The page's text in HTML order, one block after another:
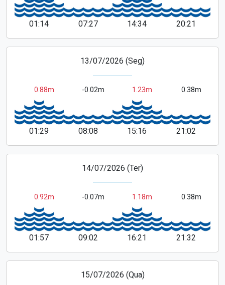
01:14 07:27 14:34 20:21
13/07/2026 (Seg)
0.88m
01:29
-0.02m
08:08
1.23m
15:16
0.38m
21:02
14/07/2026 (Ter)
0.92m
01:57
-0.07m
09:02
1.18m
16:21
0.38m
21:32
15/07/2026 (Qua)